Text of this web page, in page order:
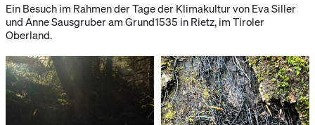
Ein Besuch im Rahmen der Tage der Klimakultur von Eva Siller
und Anne Sausgruber am Grund1535 in Rietz, im Tiroler
Oberland.